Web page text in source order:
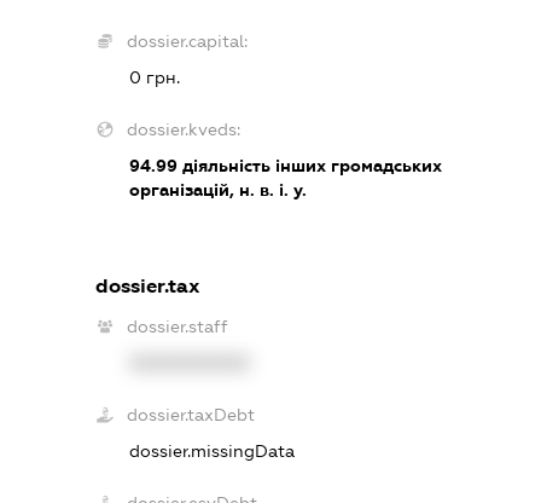
dossier.capital:
0 грн.
dossier.kveds:
94.99діяльність інших громадських
організацій, н. в. і. у.
dossier.tax
dossier.staff
dossier.taxDebt
dossier.missingData